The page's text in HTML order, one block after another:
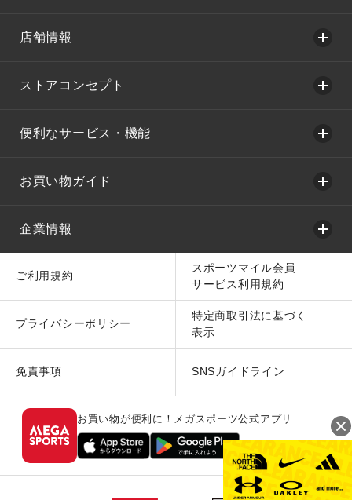
店舗情報
ストアコンセプト
便利なサービス・機能
お買い物ガイド
企業情報
ご利用規約
スポーツマイル会員
サービス利用規約
プライバシーポリシー
特定商取引法に基づく
表示
免責事項 SNSガイドライン
お買い物が便利に！メガスポーツ公式アプリ